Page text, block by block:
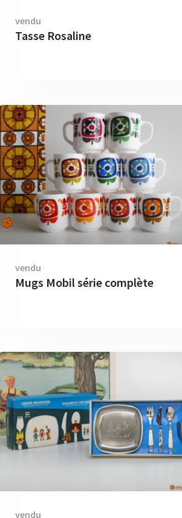
vendu
Tasse Rosaline
vendu
Mugs Mobil série complète
vendu